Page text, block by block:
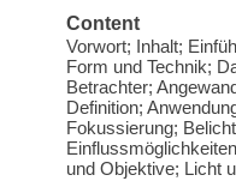
Content
Vorwort; Inhalt;
Form und Technik;
Betrachter;
Definition;
Fokussierung;
und Objektive; Licht